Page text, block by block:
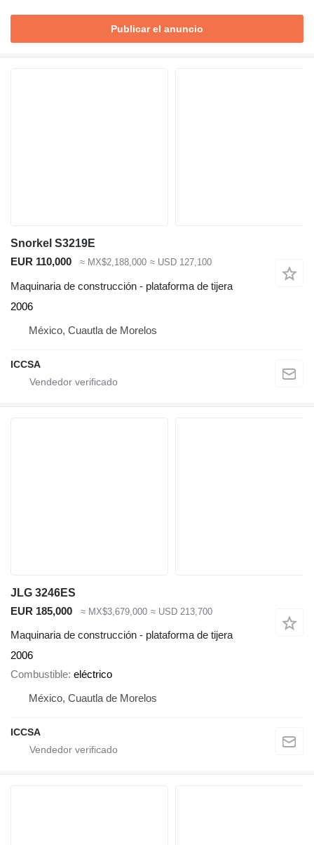
Publicar el anuncio
Snorkel S3219E
EUR 110,000
≈ MX$2,188,000 ≈ USD 127,100
Maquinaria de construcción - plataforma de tijera
2006
México, Cuautla de Morelos
ICCSA
JLG 3246ES
EUR 185,000
≈ MX$3,679,000 ≈ USD 213,700
Maquinaria de construcción - plataforma de tijera
2006
Combustible eléctrico
México, Cuautla de Morelos
ICCSA